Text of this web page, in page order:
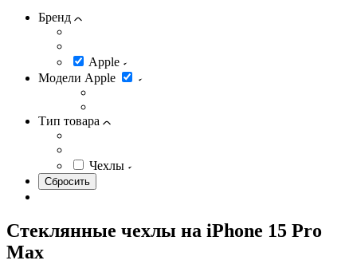
Бренд
Apple
Модели Apple
Тип товара
Чехлы
Стеклянные чехлы на iPhone 15 Pro
Max